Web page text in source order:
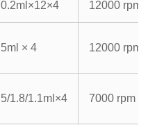
0.2ml×12×4 12000 rpm
5ml × 4 12000 rpm
5/1.8/1.1ml×4 7000 rpm